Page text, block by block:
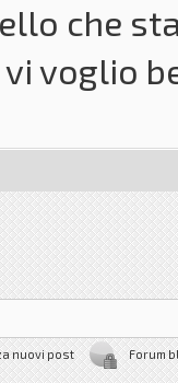
che
voglio
nuovi post Forum